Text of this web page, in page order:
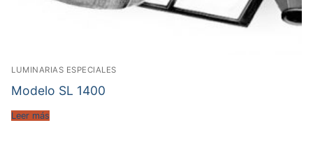
LUMINARIAS ESPECIALES
Modelo SL 1400
Leer más